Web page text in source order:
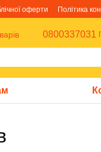
оферти Політика
0800337031